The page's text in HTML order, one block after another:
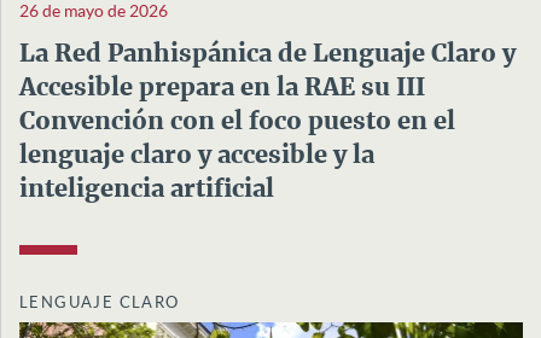
26 de mayo de 2026
La Red Panhispánica de Lenguaje Claro y
Accesible prepara en la RAE su III
Convención con el foco puesto en el
lenguaje claro y accesible y la
inteligencia artificial
LENGUAJE CLARO